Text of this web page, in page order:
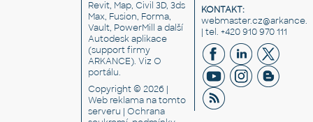
Revit, Map, Civil 3D, 3ds
Max, Fusion, Forma,
Vault, PowerMill a další
Autodesk aplikace
(support firmy
ARKANCE). VizO
portálu.
Copyright © 2026 |
Web reklama na tomto
serveru |Ochrana
KONTAKT:
| tel. +420 910 970 111